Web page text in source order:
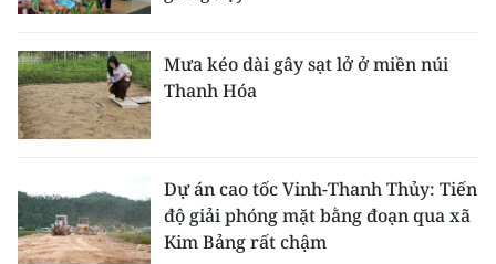
Mưa kéo dài gây sạt lở ở miền núi
Thanh Hóa
Dự án cao tốc Vinh-Thanh Thủy: Tiến
độ giải phóng mặt bằng đoạn qua xã
Kim Bảng rất chậm